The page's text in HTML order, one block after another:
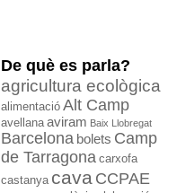
De què es parla?
agricultura ecològica
alimentació Alt Camp
avellana aviram Baix Llobregat
Barcelona bolets Camp
de Tarragona carxofa
castanya cava CCPAE